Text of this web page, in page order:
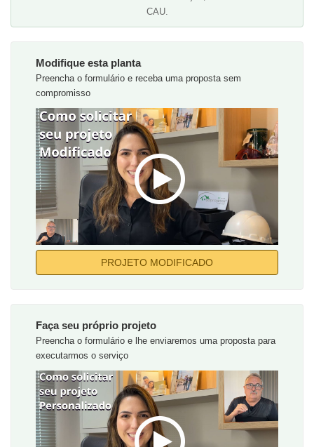
CAU.
Modifique esta planta
Preencha o formulário e receba uma proposta sem
compromisso
PROJETO MODIFICADO
Faça seu próprio projeto
Preencha o formulário e lhe enviaremos uma proposta para
executarmos o serviço